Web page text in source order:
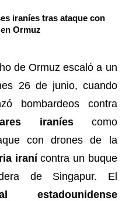
iraníes tras ataque con
Ormuz
de Ormuz escaló a un
26 de junio, cuando
bombardeos contra
iraníescomo
con drones de la
iranícontra un buque
de Singapur. El
estadounidense